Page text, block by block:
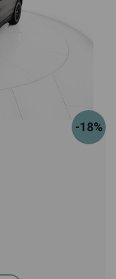
-18%